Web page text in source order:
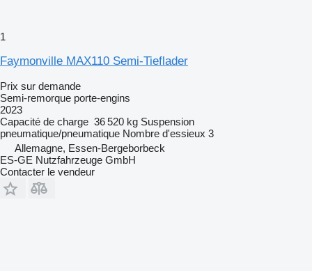
1
Faymonville MAX110 Semi-Tieflader
Prix sur demande
Semi-remorque porte-engins
2023
Capacité de charge 36 520 kg Suspension
pneumatique/pneumatique Nombre d'essieux 3
Allemagne, Essen-Bergeborbeck
ES-GE Nutzfahrzeuge GmbH
Contacter le vendeur